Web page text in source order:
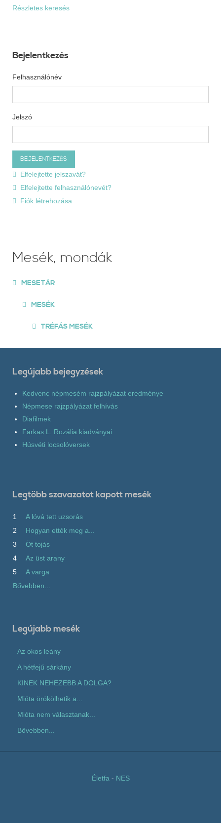
Részletes keresés
Bejelentkezés
Felhasználónév
Jelszó
Elfelejtette jelszavát?
Elfelejtette felhasználónevét?
Fiók létrehozása
Mesék, mondák
MESETÁR
MESÉK
TRÉFÁS MESÉK
Legújabb bejegyzések
Kedvenc népmesém rajzpályázat eredménye
Népmese rajzpályázat felhívás
Diafilmek
Farkas L. Rozália kiadványai
Húsvéti locsolóversek
Legtöbb szavazatot kapott mesék
1
A lóvá tett uzsorás
2
Hogyan ették meg a...
3
Öt tojás
4
Az üst arany
5
A varga
Bővebben...
Legújabb mesék
Az okos leány
A hétfejű sárkány
KINEK NEHEZEBB A DOLGA?
Mióta örökölhetik a...
Mióta nem választanak...
Bővebben...
Életfa - NES